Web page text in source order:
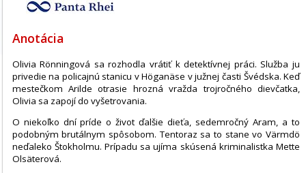
Anotácia
Olivia Rönningová sa rozhodla vrátiť k detektívnej práci. Služba ju
privedie na policajnú stanicu v Höganäse v južnej časti Švédska. Keď
mestečkom Arilde otrasie hrozná vražda trojročného dievčatka,
Olivia sa zapojí do vyšetrovania.
O niekoľko dní príde o život ďalšie dieťa, sedemročný Aram, a to
podobným brutálnym spôsobom. Tentoraz sa to stane vo Värmdö
neďaleko Štokholmu. Prípadu sa ujíma skúsená kriminalistka Mette
Olsäterová.